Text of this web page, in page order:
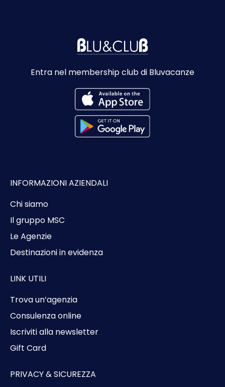
Entra nel membership club di Bluvacanze
INFORMAZIONI AZIENDALI
Chi siamo
Il gruppo MSC
Le Agenzie
Destinazioni in evidenza
LINK UTILI
Trova un’agenzia
Consulenza online
Iscriviti alla newsletter
Gift Card
PRIVACY & SICUREZZA